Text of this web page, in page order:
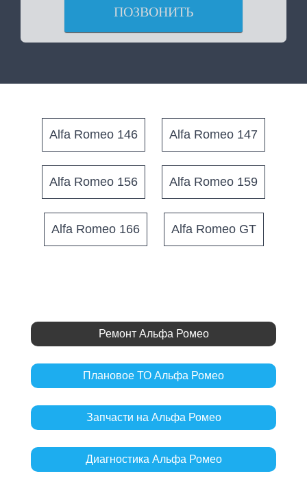
ПОЗВОНИТЬ
Alfa Romeo 146 Alfa Romeo 147
Alfa Romeo 156 Alfa Romeo 159
Alfa Romeo 166 Alfa Romeo GT
Ремонт Альфа Ромео
Плановое ТО Альфа Ромео
Запчасти на Альфа Ромео
Диагностика Альфа Ромео